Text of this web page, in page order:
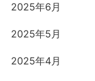
2025年6月
2025年5月
2025年4月